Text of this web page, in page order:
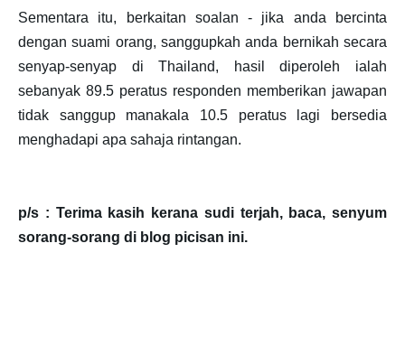
Sementara itu, berkaitan soalan - jika anda bercinta
dengan suami orang, sanggupkah anda bernikah secara
senyap-senyap di Thailand, hasil diperoleh ialah
sebanyak 89.5 peratus responden memberikan jawapan
tidak sanggup manakala 10.5 peratus lagi bersedia
menghadapi apa sahaja rintangan.
p/s : Terima kasih kerana sudi terjah, baca, senyum
sorang-sorang di blog picisan ini.